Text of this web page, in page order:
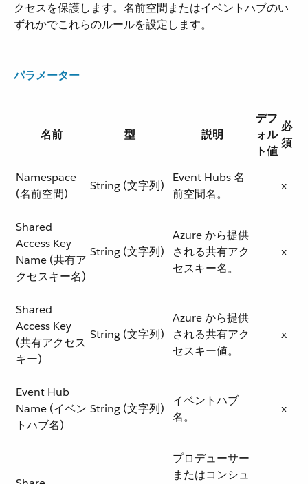
クセスを保護します。名前空間またはイベントハブのい
ずれかでこれらのルールを設定します。
パラメーター
名前 型 説明
デフ
ォル
ト値
必
須
Namespace
(名前空間)
String (文字列)
Event Hubs 名
前空間名。
x
Shared
Access Key
Name (共有ア
クセスキー名)
String (文字列)
Azure から提供
される共有アク
セスキー名。
x
Shared
Access Key
(共有アクセス
キー)
String (文字列)
Azure から提供
される共有アク
セスキー値。
x
Event Hub
Name (イベン
トハブ名)
String (文字列)
イベントハブ
名。
x
プロデューサー
またはコンシュ